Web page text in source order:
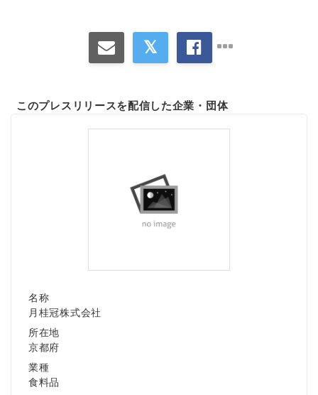
このプレスリリースを配信した企業・団体
名称
月桂冠株式会社
所在地
京都府
業種
食料品